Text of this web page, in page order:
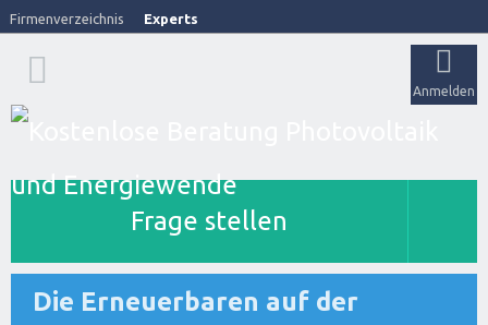
Firmenverzeichnis Experts
Anmelden
Frage stellen
Die Erneuerbaren auf der